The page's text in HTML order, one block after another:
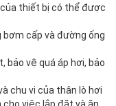
thiết bị có thể được
bơm cấp và đường ống
bảo vệ quá áp hơi, bảo
chu vi của thân lò hơi